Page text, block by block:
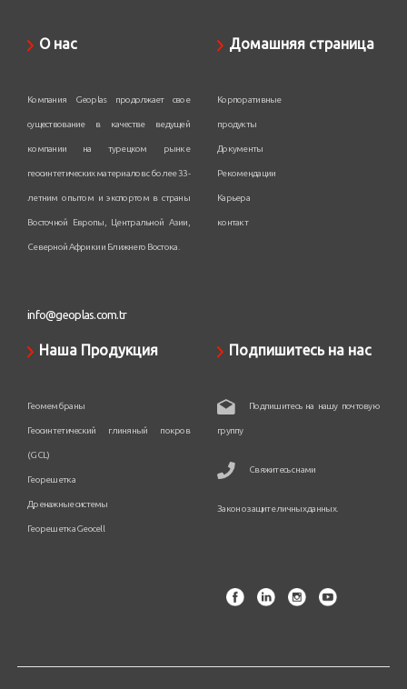
О нас
Компания Geoplas продолжает свое
существование в качестве ведущей
компании на турецком рынке
геосинтетических материалов с более 33-
летним опытом и экспортом в страны
Восточной Европы, Центральной Азии,
Северной Африки и Ближнего Востока.
info@geoplas.com.tr
Домашняя страница
Корпоративные
продукты
Документы
Рекомендации
Карьера
контакт
Наша Продукция
Геомембраны
Геосинтетический глиняный покров
(GCL)
Георешетка
Дренажные системы
Георешетка Geocell
Подпишитесь на нас
Подпишитесь на нашу почтовую
группу
Свяжитесь с нами
Закон о защите личных данных.